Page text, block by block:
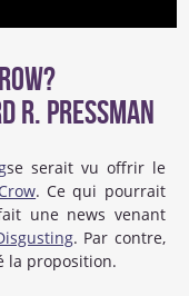
R. Pressman
se serait vu offrir le
. Ce qui pourrait
une news venant
. Par contre,
la proposition.